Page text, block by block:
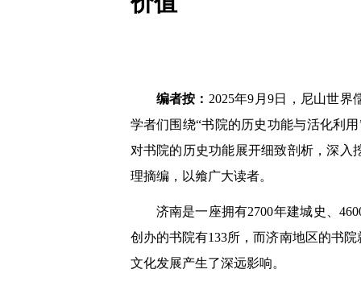
编者按： 2025年9月9日，尼山世
学者们围绕“书院的历史功能与活化利
对书院的历史功能展开细致剖析，深
理摘编，以飨广大读者。
济南是一座拥有2700年建城史、
创办的书院有133所，而济南地区的书
文化发展产生了深远影响。